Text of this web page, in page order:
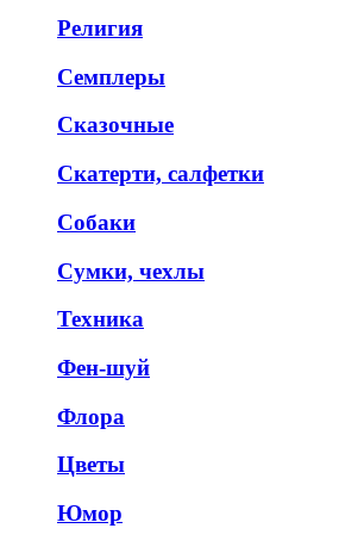
Религия
Семплеры
Сказочные
Скатерти, салфетки
Собаки
Сумки, чехлы
Техника
Фен-шуй
Флора
Цветы
Юмор